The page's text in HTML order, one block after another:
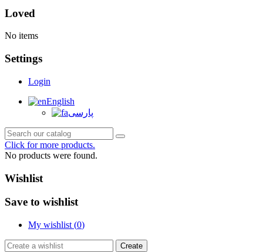
Loved
No items
Settings
Login
English
پارسی
Click for more products.
No products were found.
Wishlist
Save to wishlist
My wishlist (0)
Create